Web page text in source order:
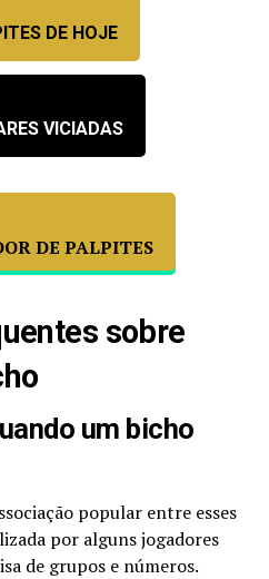
DE HOJE
VICIADAS
DE PALPITES
sobre
um bicho
popular entre esses
por alguns jogadores
de grupos e números.